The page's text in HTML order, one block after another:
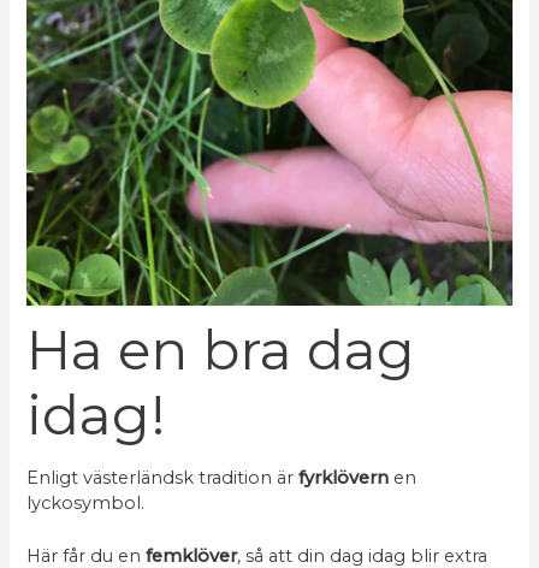
Ha en bra dag
idag!
Enligt västerländsk tradition ärfyrklövern en
lyckosymbol.
Här får du enfemklöver, så att din dag idag blir extra